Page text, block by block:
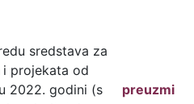
sredstava za
i projekata od
2022. godini (s
preuzmi